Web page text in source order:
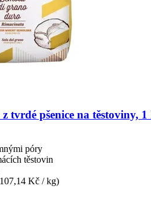
tvrdé pšenice na těstoviny, 1
póry
těstovin
Kč / kg)